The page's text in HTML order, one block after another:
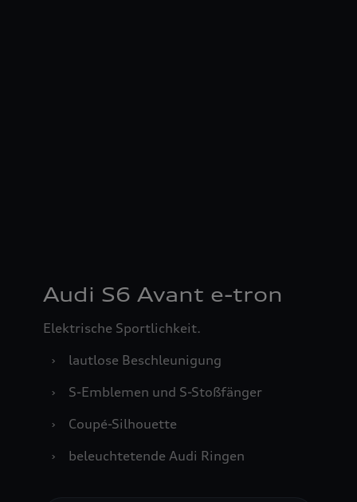
Audi S6 Avant e-tron
Elektrische Sportlichkeit.
›
lautlose Beschleunigung
›
S-Emblemen und S-Stoßfänger
›
Coupé-Silhouette
›
beleuchtetende Audi Ringen